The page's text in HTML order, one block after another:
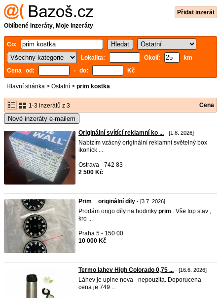
Přidat inzerát
Oblíbené inzeráty, Moje inzeráty
Co:
Lokalita:
Okolí:
km
Cena od:
- do: Kč
Hlavní stránka > Ostatní > prim kostka
1-3 inzerátů z 3 Cena
Nové inzeráty e-mailem
Originální svítící reklamní ko ... - [1.8. 2026]
Nabízím vzácný originální reklamní světelný box
ikonick ...
Ostrava - 742 83
2 500 Kč
Prim _ originální díly - [3.7. 2026]
Prodám origo díly na hodinky prim . Vše top stav ,
kro ...
Praha 5 - 150 00
10 000 Kč
Termo lahev High Colorado 0,75 ... - [16.6. 2026]
Láhev je uplne nova - nepouzita. Doporucena
cena je 749 ...